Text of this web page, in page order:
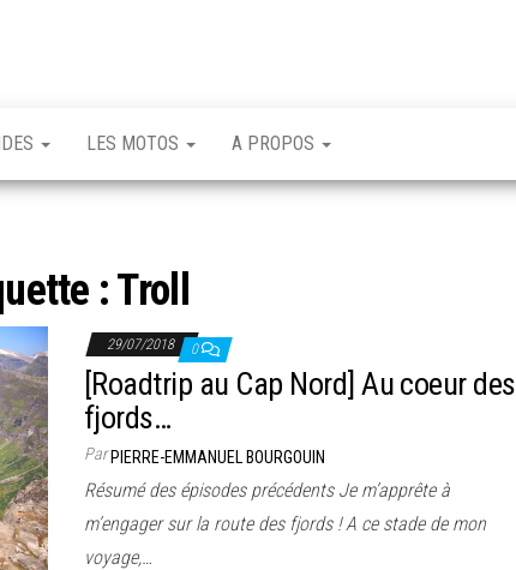
LES MOTOS A PROPOS
:Troll
29/07/2018 0
[Roadtrip au Cap Nord] Au coeur des
fjords…
ParPIERRE-EMMANUEL BOURGOUIN
Résumé des épisodes précédents Je m’apprête à
m’engager sur la route des fjords ! A ce stade de mon
voyage,…